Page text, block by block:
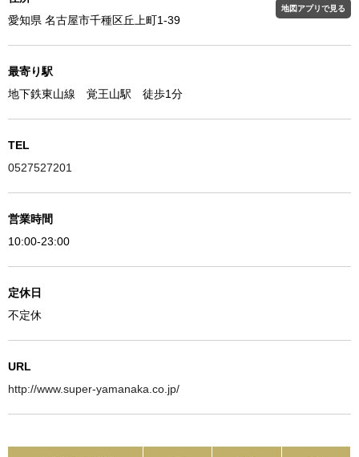
愛知県 名古屋市千種区丘上町1-39
地図アプリで見る
最寄り駅
地下鉄東山線 覚王山駅 徒歩1分
TEL
0527527201
営業時間
10:00-23:00
定休日
不定休
URL
http://www.super-yamanaka.co.jp/